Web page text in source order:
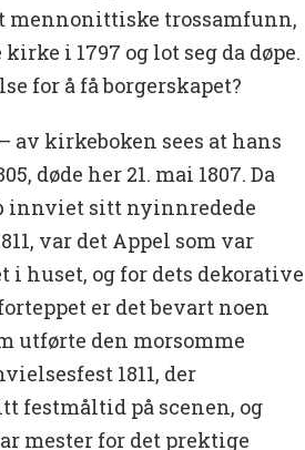
trossamfunn,
i 1797 og lot seg da døpe.
for å få borgerskapet?
av kirkeboken sees at hans
døde her 21. mai 1807. Da
innviet sitt nyinnredede
var det Appel som var
i huset, og for dets dekorative
er det bevart noen
utførte den morsomme
1811, der
festmåltid på scenen, og
mester for det prektige